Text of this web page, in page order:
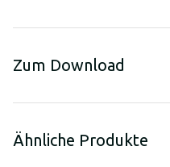
Zum Download
Ähnliche Produkte